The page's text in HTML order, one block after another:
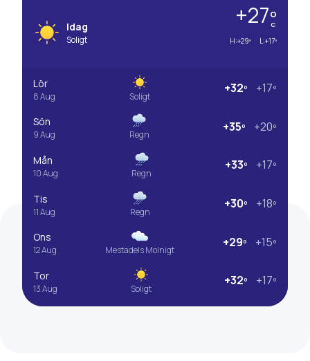
Idag
Soligt
+27º
C
H:+29º L:+17º
Lör
8 Aug Soligt
+32º +17º
Sön
9 Aug Regn
+35º +20º
Mån
10 Aug Regn
+33º +17º
Tis
11 Aug Regn
+30º +18º
Ons
12 Aug Mestadels Molnigt
+29º +15º
Tor
13 Aug Soligt
+32º +17º